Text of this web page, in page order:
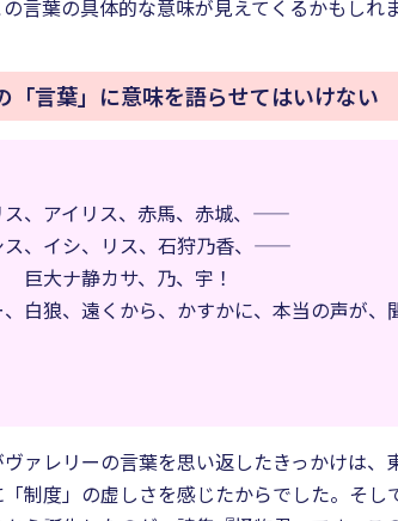
言葉の具体的な意味が見えてくるかもしれ
「言葉」に意味を語らせてはいけない
、アイリス、赤馬、赤城、――
、イシ、リス、石狩乃香、――
巨大ナ静カサ、乃、宇！
白狼、遠くから、かすかに、本当の声が、
ァレリーの言葉を思い返したきっかけは
制度」の虚しさを感じたからでした。そ